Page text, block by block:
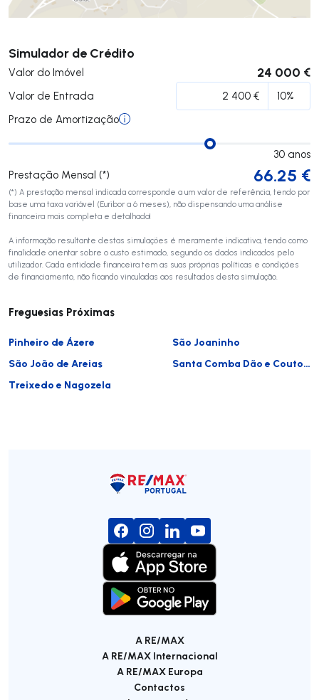
Simulador de Crédito
Valor do Imóvel 24 000 €
Valor de Entrada
Prazo de Amortização
30 anos
Prestação Mensal (*)
66.25 €
(*) A prestação mensal indicada corresponde a um valor de referência, tendo por
base uma taxa variável (Euribor a 6 meses), não dispensando uma análise
financeira mais completa e detalhada!
A informação resultante destas simulações é meramente indicativa, tendo como
finalidade orientar sobre o custo estimado, segundo os dados indicados pelo
utilizador. Cada entidade financeira tem as suas próprias políticas e condições
de financiamento, não ficando vinculadas aos resultados desta simulação.
Submeter
Freguesias Próximas
Pinheiro de Ázere
São Joaninho
São João de Areias
Santa Comba Dão e Couto do Mosteiro
Treixedo e Nagozela
A RE/MAX
A RE/MAX Internacional
A RE/MAX Europa
Contactos